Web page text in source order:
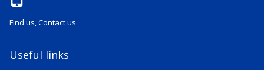
Find us, Contact us
Useful links